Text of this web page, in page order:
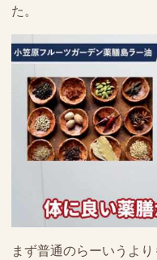
た。
まず普通のらーいうよ